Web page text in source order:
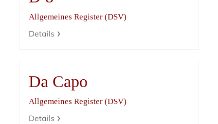
Allgemeines Register (DSV)
Details
Da Capo
Allgemeines Register (DSV)
Details